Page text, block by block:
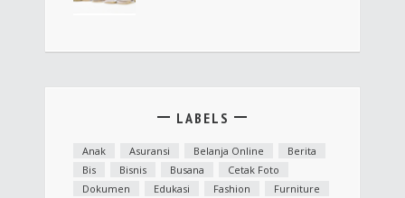
LABELS
Anak Asuransi Belanja Online
Berita
Bis
Bisnis Busana
Cetak Foto
Dokumen
Edukasi Fashion Furniture